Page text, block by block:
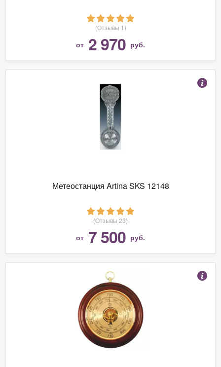
(Отзывы 1)
от 2 970 руб.
Метеостанция Artina SKS 12148
(Отзывы 23)
от 7 500 руб.